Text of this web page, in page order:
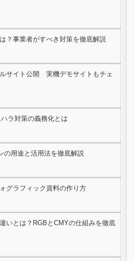
？事業者がすべき対策を徹底解説
サイト公開 実機デモサイトもチェ
ラ対策の義務化とは
の用途と活用法を徹底解説
グラフィック資料の作り方
いとは？RGBとCMYの仕組みを徹底